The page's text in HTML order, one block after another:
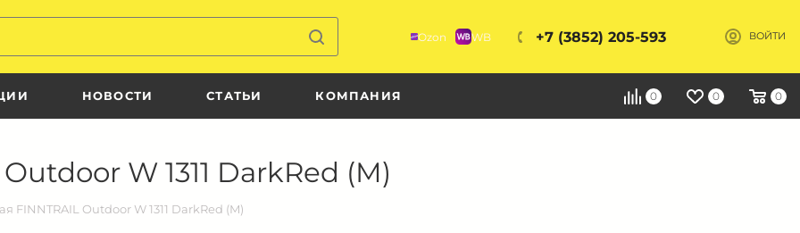
Ozon WB +7 (3852) 205-593 ВОЙТИ
НОВОСТИ СТАТЬИ КОМПАНИЯ 0 0 0
W 1311 DarkRed (M)
FINNTRAIL Outdoor W 1311 DarkRed (M)